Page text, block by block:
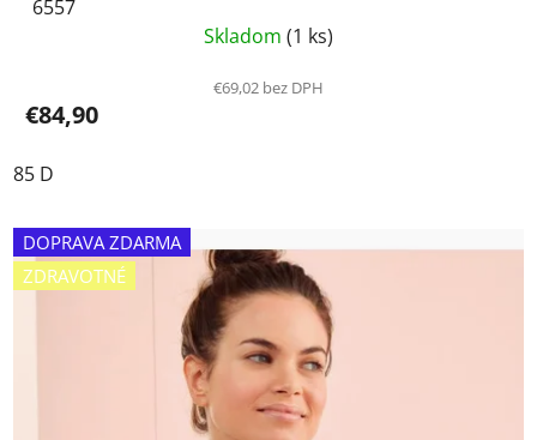
6557
Skladom (1 ks)
€69,02 bez DPH
€84,90
85 D
DOPRAVA ZDARMA
ZDRAVOTNÉ